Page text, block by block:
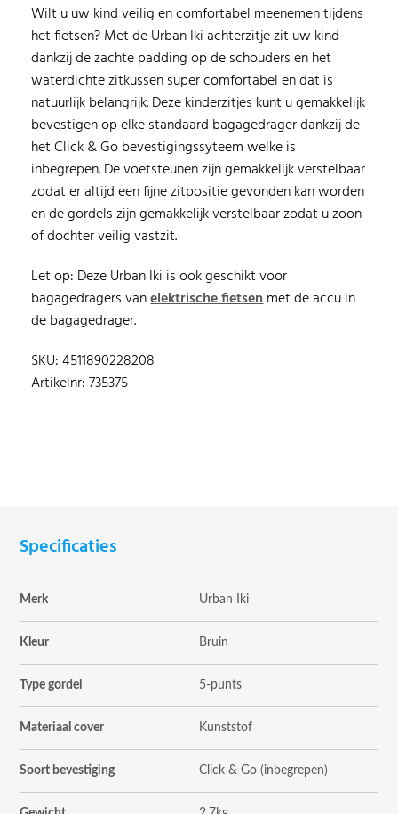
Wilt u uw kind veilig en comfortabel meenemen tijdens
het fietsen? Met de Urban Iki achterzitje zit uw kind
dankzij de zachte padding op de schouders en het
waterdichte zitkussen super comfortabel en dat is
natuurlijk belangrijk. Deze kinderzitjes kunt u gemakkelijk
bevestigen op elke standaard bagagedrager dankzij de
het Click & Go bevestigingssyteem welke is
inbegrepen. De voetsteunen zijn gemakkelijk verstelbaar
zodat er altijd een fijne zitpositie gevonden kan worden
en de gordels zijn gemakkelijk verstelbaar zodat u zoon
of dochter veilig vastzit.
Let op: Deze Urban Iki is ook geschikt voor
bagagedragers vanelektrische fietsenmet de accu in
de bagagedrager.
SKU: 4511890228208
Artikelnr: 735375
Specificaties
Merk Urban Iki
Kleur Bruin
Type gordel 5-punts
Materiaal cover Kunststof
Soort bevestiging Click & Go (inbegrepen)